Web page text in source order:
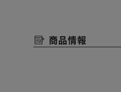
商品情報